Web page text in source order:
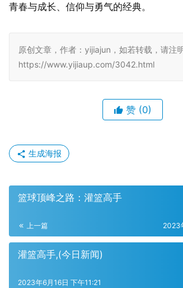
青春与成长、信仰与勇气的经典。
原创文章，作者：yijiajun，如若转载，请注
https://www.yijiaup.com/3042.html
赞 (0)
生成海报
篮球顶峰之路：灌篮高手
上一篇 2023
灌篮高手,(今日新闻)
2023年6月16日 下午11:21